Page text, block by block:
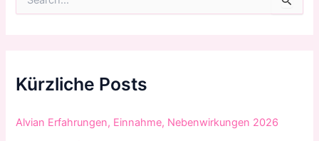
n
a
h
Kürzliche Posts
Alvian Erfahrungen, Einnahme, Nebenwirkungen 2026